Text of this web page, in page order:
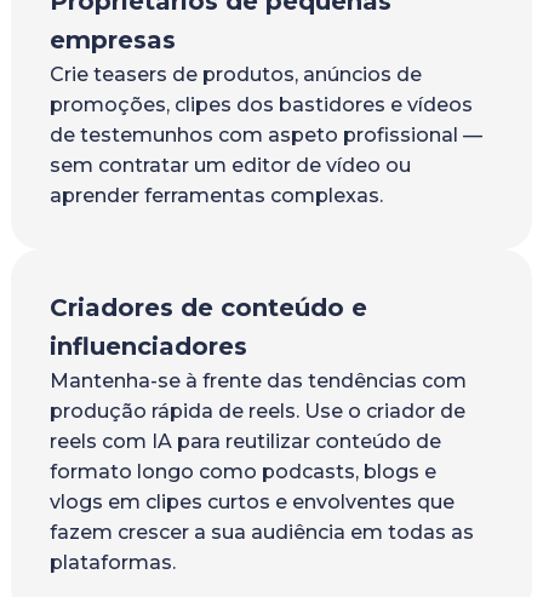
empresas
Crie teasers de produtos, anúncios de
promoções, clipes dos bastidores e vídeos
de testemunhos com aspeto profissional —
sem contratar um editor de vídeo ou
aprender ferramentas complexas.
Criadores de conteúdo e
influenciadores
Mantenha-se à frente das tendências com
produção rápida de reels. Use o criador de
reels com IA para reutilizar conteúdo de
formato longo como podcasts, blogs e
vlogs em clipes curtos e envolventes que
fazem crescer a sua audiência em todas as
plataformas.